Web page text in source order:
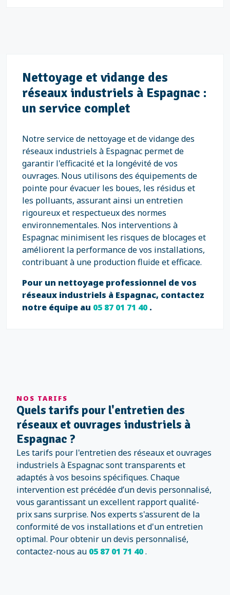
Nettoyage et vidange des
réseaux industriels à Espagnac :
un service complet
Notre service de nettoyage et de vidange des
réseaux industriels à Espagnac permet de
garantir l'efficacité et la longévité de vos
ouvrages. Nous utilisons des équipements de
pointe pour évacuer les boues, les résidus et
les polluants, assurant ainsi un entretien
rigoureux et respectueux des normes
environnementales. Nos interventions à
Espagnac minimisent les risques de blocages et
améliorent la performance de vos installations,
contribuant à une production fluide et efficace.
Pour un nettoyage professionnel de vos
réseaux industriels à Espagnac, contactez
notre équipe au 05 87 01 71 40.
NOS TARIFS
Quels tarifs pour l'entretien des
réseaux et ouvrages industriels à
Espagnac ?
Les tarifs pour l'entretien des réseaux et ouvrages
industriels à Espagnac sont transparents et
adaptés à vos besoins spécifiques. Chaque
intervention est précédée d’un devis personnalisé,
vous garantissant un excellent rapport qualité-
prix sans surprise. Nos experts s'assurent de la
conformité de vos installations et d'un entretien
optimal. Pour obtenir un devis personnalisé,
contactez-nous au 05 87 01 71 40.